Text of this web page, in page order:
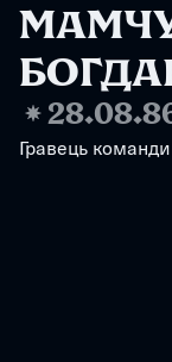
❋
Гравець